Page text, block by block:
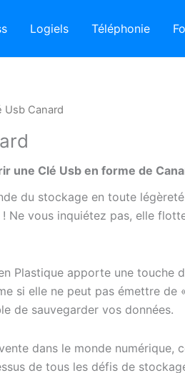
Logiels Téléphonie
Usb Canard
une Clé Usb en forme de
du stockage en toute
Ne vous inquiétez pas, elle
Plastique apporte une touche
si elle ne peut pas émettre de
de sauvegarder vos données.
dans le monde numérique,
de tous les défis de